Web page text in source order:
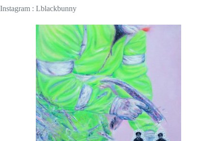
Instagram : Lblackbunny